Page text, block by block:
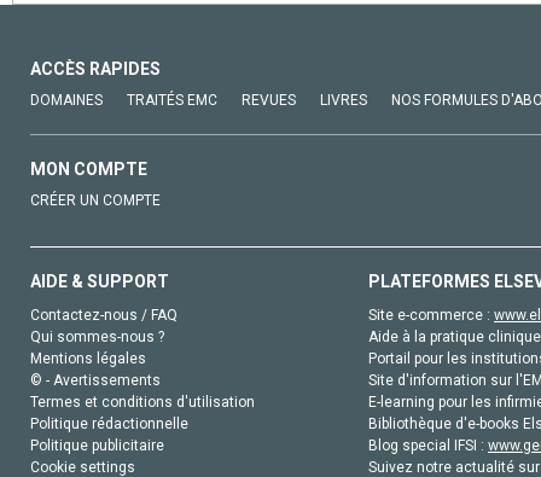
ACCÈS RAPIDES
DOMAINES TRAITÉS EMC REVUES LIVRES NOS FORMULES
MON COMPTE
CRÉER UN COMPTE
AIDE & SUPPORT
Contactez-nous / FAQ
Qui sommes-nous ?
Mentions légales
© - Avertissements
Termes et conditions d'utilisation
Politique rédactionnelle
Politique publicitaire
Cookie settings
PLATEFORMES
Site e-commerce :
Aide à la pratique
Portail pour les
Site d'information sur
E-learning pour les
Bibliothèque d'e-books
Blog special IFSI :
Suivez notre actualité